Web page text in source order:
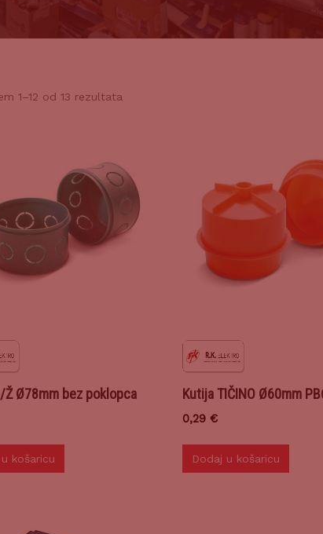
1–12 od 13 rezultata
Ž Ø78mm bez poklopca
košaricu
Kutija TIČINO Ø60mm
0,29€
Dodaj u košaricu